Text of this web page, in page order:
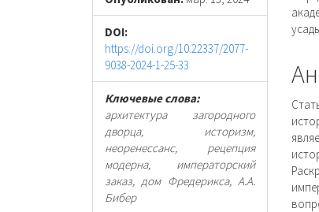
DOI:
https://doi.org/10.22337/2077-
9038-2024-1-25-33
Ключевые слова:
архитектура загородного
дворца, историзм,
неоренессанс, рецепция
модерна, императорский
заказ, дом Фредерикса, А.А.
Бибер